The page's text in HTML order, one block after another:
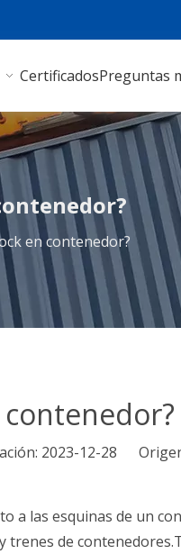
CertificadosPreguntas
en contenedor?
2023-12-28
a las esquinas de un
de